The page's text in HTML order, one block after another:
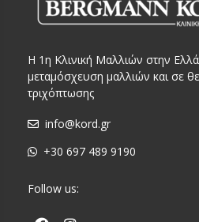
Η 1η Κλινική Μαλλιών στην
μεταμόσχευση μαλλιών και σε
τριχόπτωσης
info@kord.gr
+30 697 489 9190
Follow us: